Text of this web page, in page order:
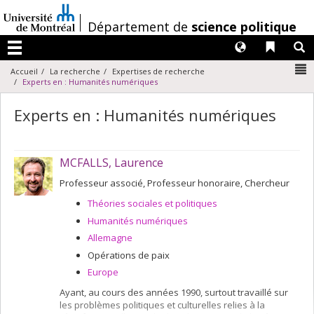
au
contenu
/Département de science politique
Menu
Liens
Langues
Accueil La recherche
Expertises de recherche
Experts en : Humanités numériques
Experts en : Humanités numériques
MCFALLS, Laurence
Professeur associé, Professeur honoraire, Chercheur
Théories sociales et politiques
Humanités numériques
Allemagne
Opérations de paix
Europe
Ayant, au cours des années 1990, surtout travaillé sur
les problèmes politiques et culturelles relies à la